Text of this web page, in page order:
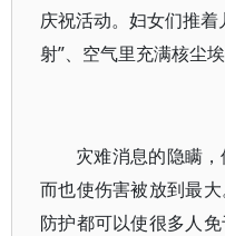
庆祝活动。妇女们推
射”、空气里充满核
灾难消息的隐瞒
而也使伤害被放到最
防护都可以使很多人